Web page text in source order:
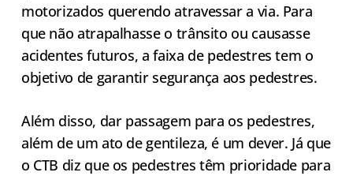
motorizados querendo atravessar a via. Para
que não atrapalhasse o trânsito ou causasse
acidentes futuros, a faixa de pedestres tem o
objetivo de garantir segurança aos pedestres.
Além disso, dar passagem para os pedestres,
além de um ato de gentileza, é um dever. Já que
o CTB diz que os pedestres têm prioridade para